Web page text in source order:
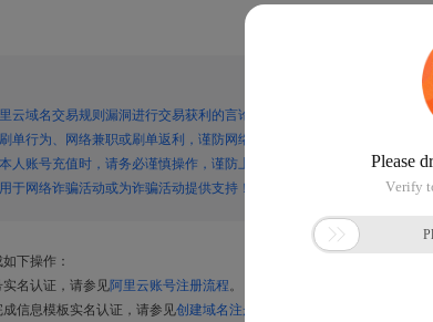
云域名交易规则漏洞进行交易获利的言论，谨防上当受骗！
单行为、网络兼职或刷单返利，谨防网络诈骗！
人账号充值时，请务必谨慎操作，谨防上当受骗！
于网络诈骗活动或为诈骗活动提供支持！
下操作：
名认证，请参见阿里云账号注册流程
信息模板实名认证，请参见创建域名注册信息模板